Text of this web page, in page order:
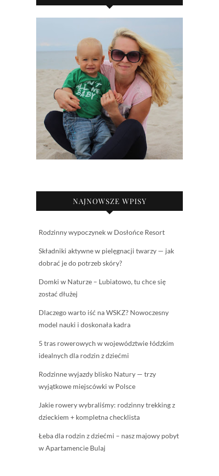
NAJNOWSZE WPISY
Rodzinny wypoczynek w Dosłońce Resort
Składniki aktywne w pielęgnacji twarzy — jak
dobrać je do potrzeb skóry?
Domki w Naturze – Lubiatowo, tu chce się
zostać dłużej
Dlaczego warto iść na WSKZ? Nowoczesny
model nauki i doskonała kadra
5 tras rowerowych w województwie łódzkim
idealnych dla rodzin z dziećmi
Rodzinne wyjazdy blisko Natury — trzy
wyjątkowe miejscówki w Polsce
Jakie rowery wybraliśmy: rodzinny trekking z
dzieckiem + kompletna checklista
Łeba dla rodzin z dziećmi – nasz majowy pobyt
w Apartamencie Bulaj